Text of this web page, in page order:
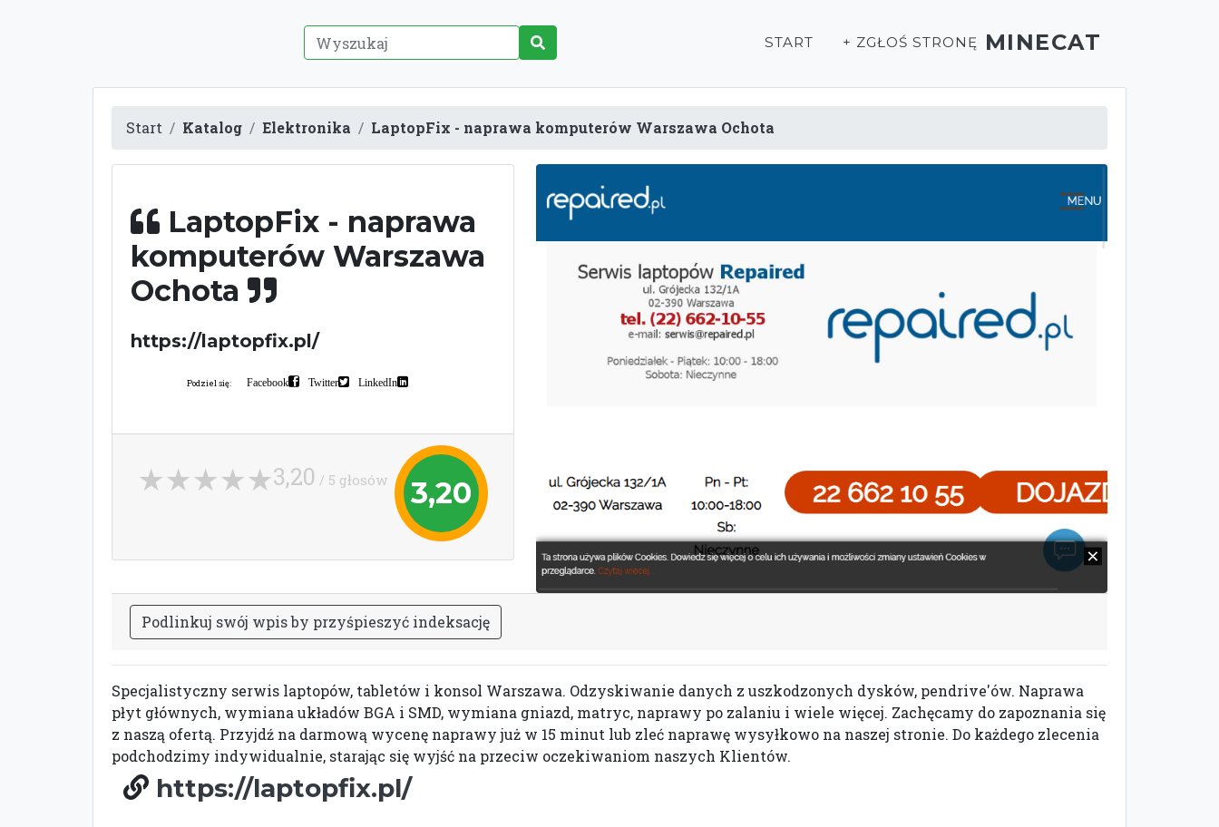
START + ZGŁOŚ STRONĘ MINECAT
Start Katalog Elektronika LaptopFix - naprawa komputerów Warszawa Ochota
LaptopFix - naprawa
komputerów Warszawa
Ochota
https://laptopfix.pl/
Podziel się: Facebook Twitter LinkedIn
3,20
3,20 / 5 głosów
Podlinkuj swój wpisby przyśpieszyć indeksację
Specjalistyczny serwis laptopów, tabletów i konsol Warszawa. Odzyskiwanie danych z uszkodzonych dysków, pendrive'ów. Naprawa
płyt głównych, wymiana układów BGA i SMD, wymiana gniazd, matryc, naprawy po zalaniu i wiele więcej. Zachęcamy do zapoznania się
z naszą ofertą. Przyjdź na darmową wycenę naprawy już w 15 minut lub zleć naprawę wysyłkowo na naszej stronie. Do każdego zlecenia
podchodzimy indywidualnie, starając się wyjść na przeciw oczekiwaniom naszych Klientów.
https://laptopfix.pl/